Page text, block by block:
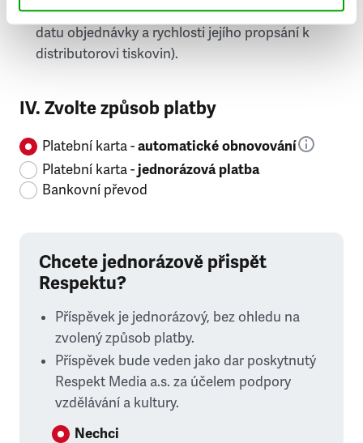
příští, nejpozději přespříští týden (v závislosti na
datu objednávky a rychlosti jejího propsání k
distributorovi tiskovin).
IV. Zvolte způsob platby
Platební karta -automatické obnovování
Platební karta -jednorázová platba
Bankovní převod
Chcete jednorázově přispět
Respektu?
Příspěvek je jednorázový, bez ohledu na
zvolený způsob platby.
Příspěvek bude veden jako dar poskytnutý
Respekt Media a.s. za účelem podpory
vzdělávání a kultury.
Nechci